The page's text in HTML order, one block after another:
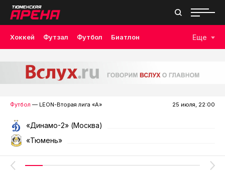
Хоккей Футзал Футбол Биатлон Еще
Футбол — LEON-Вторая лига «А» 25 июля, 22:00
«Динамо-2» (Москва)
«Тюмень»